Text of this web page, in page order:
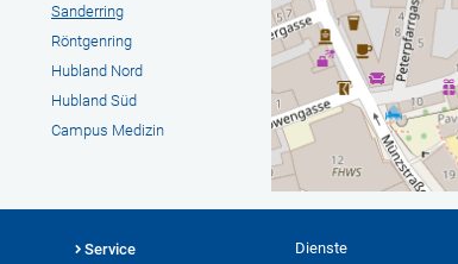
Sanderring
Röntgenring
Hubland Nord
Hubland Süd
Campus Medizin
Service Dienste